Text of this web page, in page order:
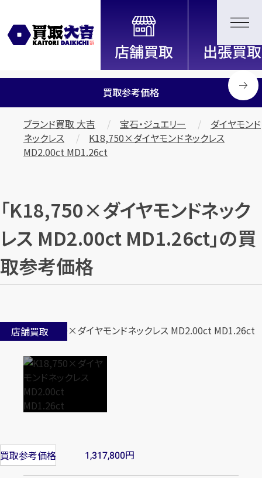
全国2200店舗以上展開中！
信頼と実績の買取専門店「買取大
吉」
買取参考価格
ブランド買取 大吉 宝石・ジュエリー
ダイヤモンド
ネックレス
K18,750×ダイヤモンドネックレス
MD2.00ct MD1.26ct
「K18,750×ダイヤモンドネック
レス MD2.00ct MD1.26ct」の買
取参考価格
店舗買取
買取参考価格 1,317,800円